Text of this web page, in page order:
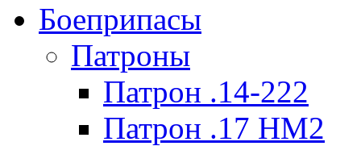
Боеприпасы
Патроны
Патрон .14-222
Патрон .17 HM2